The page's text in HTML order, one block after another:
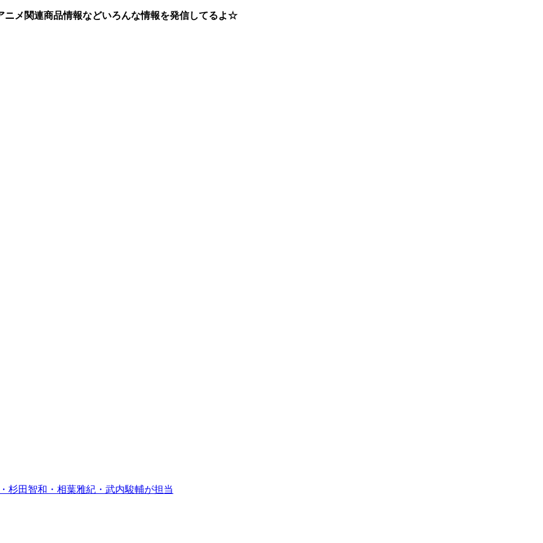
メ関連商品情報などいろんな情報を発信してるよ☆
杉田智和・相葉雅紀・武内駿輔が担当